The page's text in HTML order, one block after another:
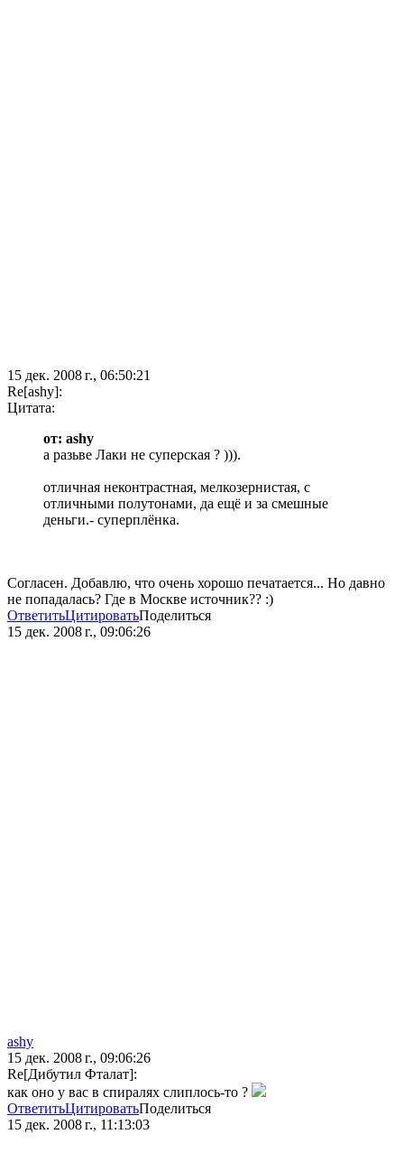
15 дек. 2008 г., 06:50:21
Re[ashy]:
Цитата:
от: ashy
а разьве Лаки не суперская ? ))).
отличная неконтрастная, мелкозернистая, с
отличными полутонами, да ещё и за смешные
деньги.- суперплёнка.
Согласен. Добавлю, что очень хорошо печатается... Но давно
не попадалась? Где в Москве источник?? :)
ОтветитьЦитироватьПоделиться
15 дек. 2008 г., 09:06:26
ashy
15 дек. 2008 г., 09:06:26
Re[Дибутил Фталат]:
как оно у вас в спиралях слиплось-то ?
ОтветитьЦитироватьПоделиться
15 дек. 2008 г., 11:13:03